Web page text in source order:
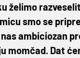
želimo
smo se
ambiciozan
momčad. Dat